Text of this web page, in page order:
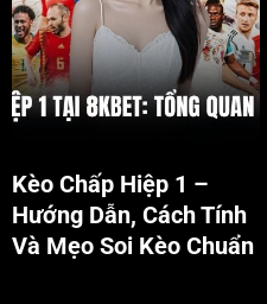
Giới thiệu Kèo chấp hiệp 1 tại
nhà cái 8KBET
Kèo Chấp Hiệp 1 –
Hướng Dẫn, Cách Tính
Và Mẹo Soi Kèo Chuẩn